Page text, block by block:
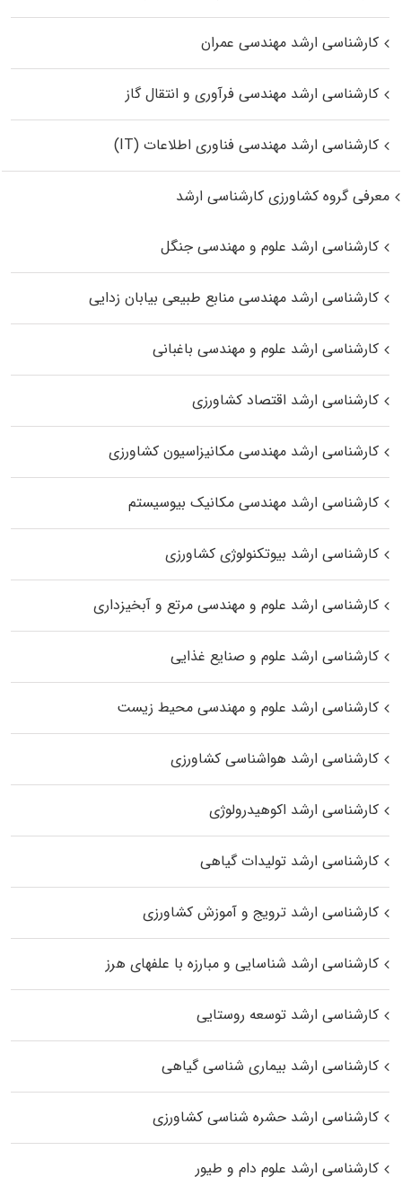
کارشناسی ارشد مهندسی عمران
کارشناسی ارشد مهندسی فرآوری و انتقال گاز
کارشناسی ارشد مهندسی فناوری اطلاعات (IT)
معرفی گروه کشاورزی کارشناسی ارشد
کارشناسی ارشد علوم و مهندسی جنگل
کارشناسی ارشد مهندسی منابع طبیعی بیابان زدایی
کارشناسی ارشد علوم و مهندسی باغبانی
کارشناسی ارشد اقتصاد کشاورزی
کارشناسی ارشد مهندسی مکانیزاسیون کشاورزی
کارشناسی ارشد مهندسی مکانیک بیوسیستم
کارشناسی ارشد بیوتکنولوژی کشاورزی
کارشناسی ارشد علوم و مهندسی مرتع و آبخیزداری
کارشناسی ارشد علوم و صنایع غذایی
کارشناسی ارشد علوم و مهندسی محیط زیست
کارشناسی ارشد هواشناسی کشاورزی
کارشناسی ارشد اکوهیدرولوژی
کارشناسی ارشد تولیدات گیاهی
کارشناسی ارشد ترویج و آموزش کشاورزی
کارشناسی ارشد شناسایی و مبارزه با علفهای هرز
کارشناسی ارشد توسعه روستایی
کارشناسی ارشد بیماری‌ شناسی گیاهی
کارشناسی ارشد حشره‌ شناسی کشاورزی
کارشناسی ارشد علوم دام و طیور